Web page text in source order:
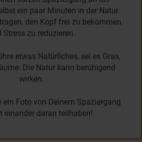
ein paar Minuten in der Natur
den Kopf frei zu bekommen
Stress zu reduzieren.
etwas Natürliches, sei es Gras,
Die Natur kann beruhigend
wirken.
ein Foto von Deinem Spaziergang
einander daran teilhaben!